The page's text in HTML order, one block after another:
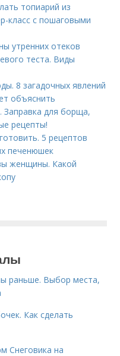
топиарий из
класс с пошаговыми
утренних отеков
теста. Виды
8 загадочных явлений
объяснить
Заправка для борща,
рецепты!
5 рецептов
печенюшек
женщины. Какой
раньше. Выбор места,
Как сделать
Снеговика на